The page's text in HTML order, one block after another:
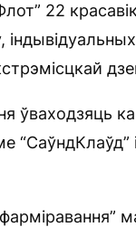
22
індывідуальных
ўваходзяць
“СаўндКлаўд”